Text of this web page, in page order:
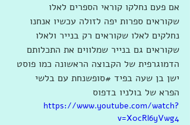
אם פעם נחלקו קוראי הספרים לאלו
שקוראים ספרות יפה לזולה עכשיו אנחנו
נחלקים לאלו שקוראים רק בנייר ולאלו
שקוראים גם בנייר שמלווים את התכלותם
הדמוגרפית של הקבוצה הראשונה כמו פוסט
ישן בן שעה בפיד ‫#‏סופשנחת‬ עם בלשי
הפרא של בולניו בדפוס
https://www.youtube.com/watch?
v=X0cRl6yVwg4